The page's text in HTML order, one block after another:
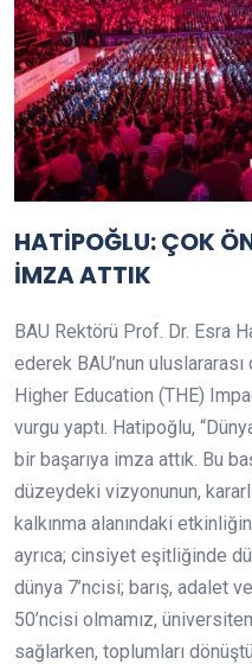
HATİPOĞLU: ÇOK
İMZA ATTIK
BAU Rektörü Prof. Dr. Esra
ederek BAU’nun
Higher Education (THE)
vurgu yaptı. Hatipoğlu,
bir başarıya imza attık. Bu
düzeydeki vizyonunun,
kalkınma alanındaki
ayrıca; cinsiyet eşitliğinde
dünya 7’ncisi; barış, adalet
50’ncisi olmamız,
sağlarken, toplumları